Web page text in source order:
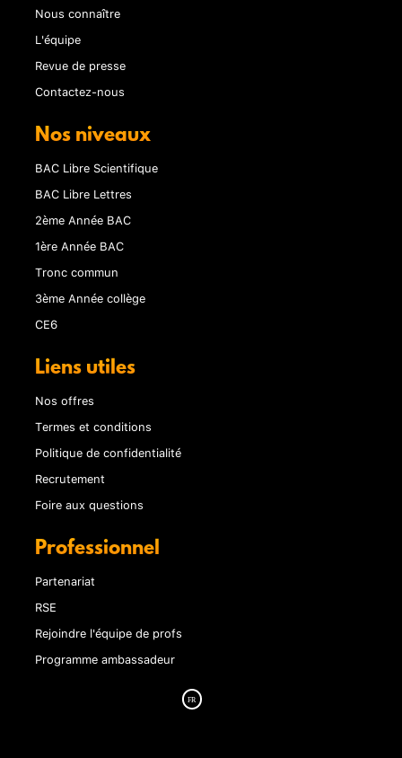
Nous connaître
L'équipe
Revue de presse
Contactez-nous
Nos niveaux
BAC Libre Scientifique
BAC Libre Lettres
2ème Année BAC
1ère Année BAC
Tronc commun
3ème Année collège
CE6
Liens utiles
Nos offres
Termes et conditions
Politique de confidentialité
Recrutement
Foire aux questions
Professionnel
Partenariat
RSE
Rejoindre l'équipe de profs
Programme ambassadeur